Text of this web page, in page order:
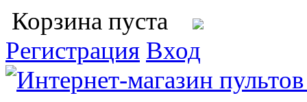
Корзина пуста
Регистрация Вход